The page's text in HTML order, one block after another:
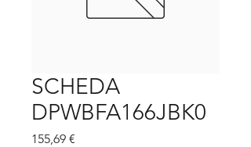
SCHEDA
DPWBFA166JBK0
155,69 €